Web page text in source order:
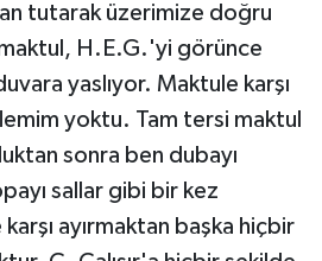
tutarak üzerimize doğru
H.E.G.'yi görünce
yaslıyor. Maktule karşı
yoktu. Tam tersi maktul
sonra ben dubayı
sallar gibi bir kez
ayırmaktan başka hiçbir